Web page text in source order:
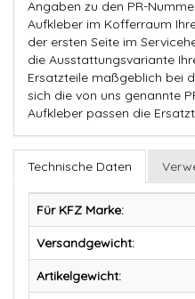
Angaben zu den PR-
Aufkleber im Kofferraum
der ersten Seite im
die Ausstattungsvariante
Ersatzteile maßgeblich bei
sich die von uns genannte
Aufkleber passen die
Technische Daten
Für KFZ Marke:
Versandgewicht:
Artikelgewicht: